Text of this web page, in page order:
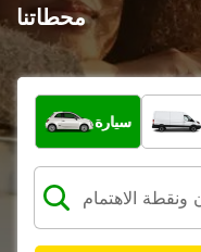
محطاتنا
ما نوع المركبة؟
سيارة